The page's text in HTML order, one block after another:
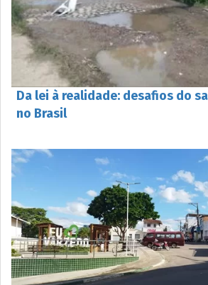
Da lei à realidade: desafios do
no Brasil